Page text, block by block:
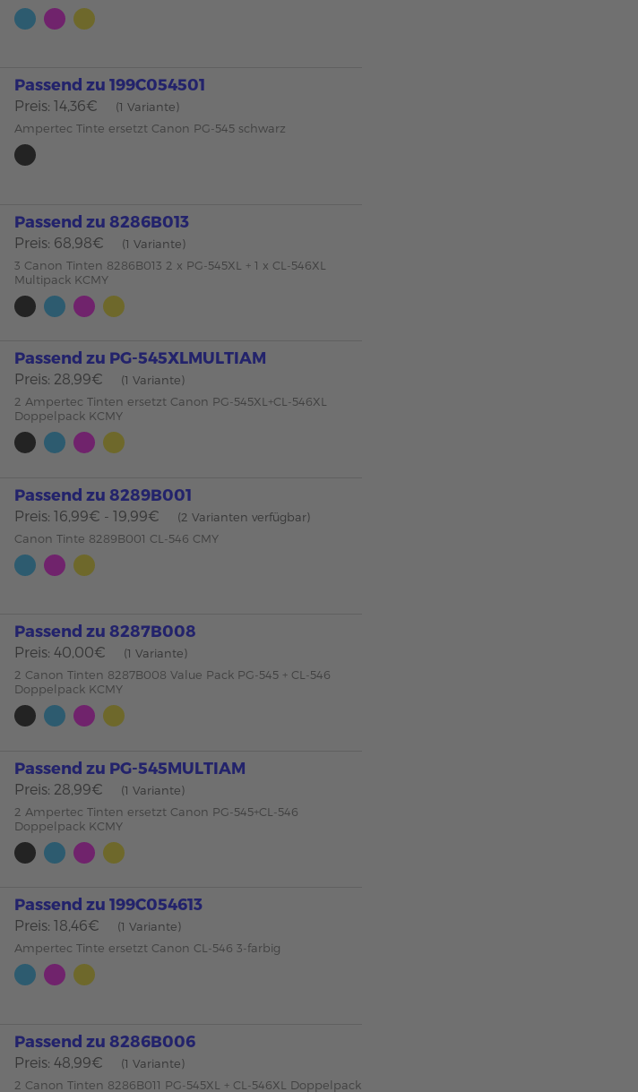
Passend zu 199C054501
Preis: 14,36€
(1 Variante)
Ampertec Tinte ersetzt Canon PG-545 schwarz
Passend zu 8286B013
Preis: 68,98€
(1 Variante)
3 Canon Tinten 8286B013 2 x PG-545XL + 1 x CL-546XL
Multipack KCMY
Passend zu PG-545XLMULTIAM
Preis: 28,99€
(1 Variante)
2 Ampertec Tinten ersetzt Canon PG-545XL+CL-546XL
Doppelpack KCMY
Passend zu 8289B001
Preis: 16,99€ - 19,99€
(2 Varianten verfügbar)
Canon Tinte 8289B001 CL-546 CMY
Passend zu 8287B008
Preis: 40,00€
(1 Variante)
2 Canon Tinten 8287B008 Value Pack PG-545 + CL-546
Doppelpack KCMY
Passend zu PG-545MULTIAM
Preis: 28,99€
(1 Variante)
2 Ampertec Tinten ersetzt Canon PG-545+CL-546
Doppelpack KCMY
Passend zu 199C054613
Preis: 18,46€
(1 Variante)
Ampertec Tinte ersetzt Canon CL-546 3-farbig
Passend zu 8286B006
Preis: 48,99€
(1 Variante)
2 Canon Tinten 8286B011 PG-545XL + CL-546XL Doppelpack